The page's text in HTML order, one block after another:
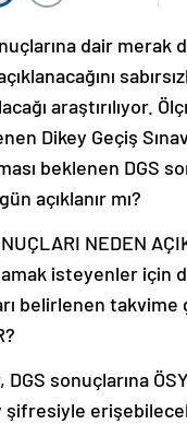
dair merak
araştırılıyor.
Dikey Geçiş
beklenen DGS
açıklanır mı?
NEDEN
isteyenler için
belirlenen takvime
DGS sonuçlarına
şifresiyle